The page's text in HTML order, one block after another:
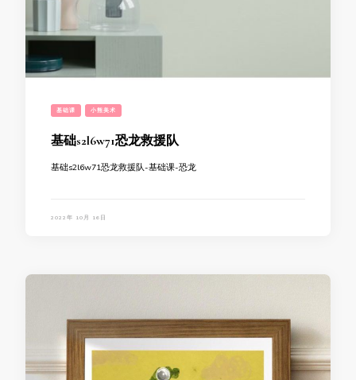
基础课 小熊美术
基础s2l6w71恐龙救援队
基础s2l6w71恐龙救援队-基础课-恐龙
2022年 10月 16日